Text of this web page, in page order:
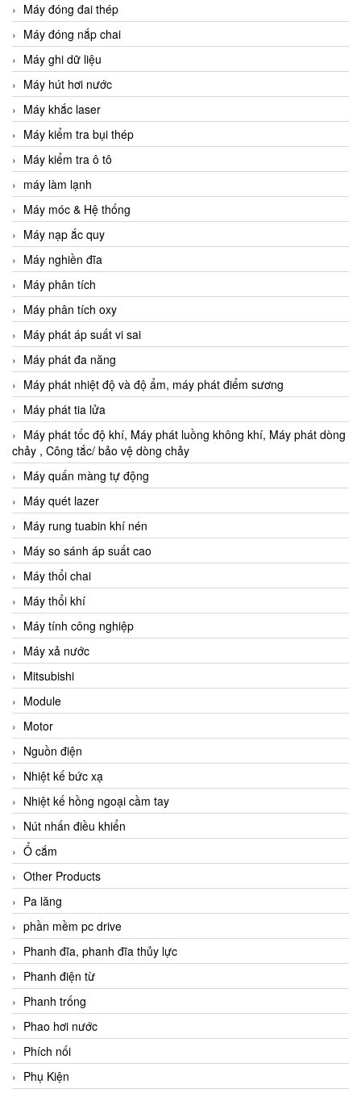
Máy đóng đai thép
Máy đóng nắp chai
Máy ghi dữ liệu
Máy hút hơi nước
Máy khắc laser
Máy kiểm tra bụi thép
Máy kiểm tra ô tô
máy làm lạnh
Máy móc & Hệ thống
Máy nạp ắc quy
Máy nghiền đĩa
Máy phân tích
Máy phân tích oxy
Máy phát áp suất vi sai
Máy phát đa năng
Máy phát nhiệt độ và độ ẩm, máy phát điểm sương
Máy phát tia lửa
Máy phát tốc độ khí, Máy phát luồng không khí, Máy phát dòng
chảy , Công tắc/ bảo vệ dòng chảy
Máy quấn màng tự động
Máy quét lazer
Máy rung tuabin khí nén
Máy so sánh áp suất cao
Máy thổi chai
Máy thổi khí
Máy tính công nghiệp
Máy xả nước
Mitsubishi
Module
Motor
Nguồn điện
Nhiệt kế bức xạ
Nhiệt kế hồng ngoại cầm tay
Nút nhấn điều khiển
Ổ cắm
Other Products
Pa lăng
phần mềm pc drive
Phanh đĩa, phanh đĩa thủy lực
Phanh điện từ
Phanh trống
Phao hơi nước
Phích nối
Phụ Kiện